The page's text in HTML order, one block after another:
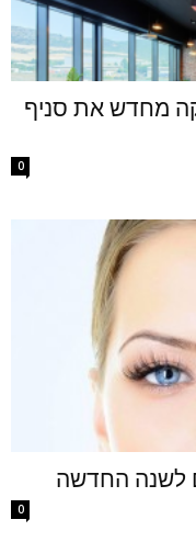
מחדש את סניף
0
לשנה החדשה
0